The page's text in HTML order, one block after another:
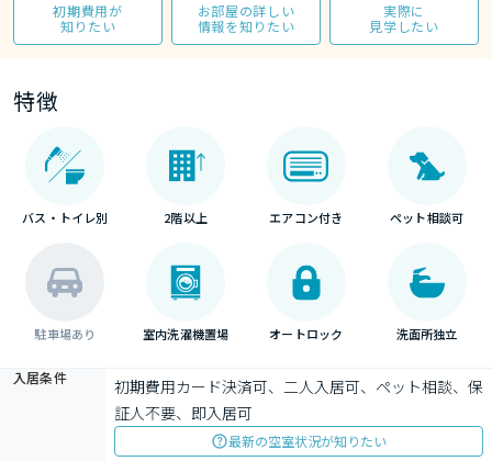
初期費用が
知りたい
お部屋の詳しい
情報を知りたい
実際に
見学したい
特徴
バス・トイレ別 2階以上 エアコン付き ペット相談可
駐車場あり 室内洗濯機置場 オートロック 洗面所独立
入居条件
初期費用カード決済可、二人入居可、ペット相談、保
証人不要、即入居可
最新の空室状況が知りたい